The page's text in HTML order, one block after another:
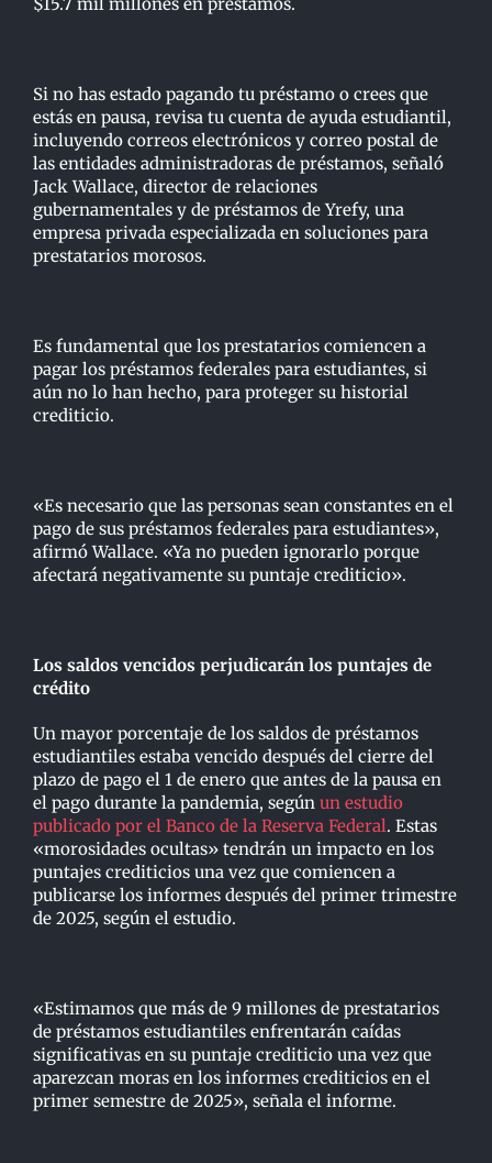
Si no has estado pagando tu préstamo o crees que
estás en pausa, revisa tu cuenta de ayuda estudiantil,
incluyendo correos electrónicos y correo postal de
las entidades administradoras de préstamos, señaló
Jack Wallace, director de relaciones
gubernamentales y de préstamos de Yrefy, una
empresa privada especializada en soluciones para
prestatarios morosos.
Es fundamental que los prestatarios comiencen a
pagar los préstamos federales para estudiantes, si
aún no lo han hecho, para proteger su historial
crediticio.
«Es necesario que las personas sean constantes en el
pago de sus préstamos federales para estudiantes»,
afirmó Wallace. «Ya no pueden ignorarlo porque
afectará negativamente su puntaje crediticio».
Los saldos vencidos perjudicarán los puntajes de
crédito
Un mayor porcentaje de los saldos de préstamos
estudiantiles estaba vencido después del cierre del
plazo de pago el 1 de enero que antes de la pausa en
el pago durante la pandemia, según un estudio
publicado por el Banco de la Reserva Federal. Estas
«morosidades ocultas» tendrán un impacto en los
puntajes crediticios una vez que comiencen a
publicarse los informes después del primer trimestre
de 2025, según el estudio.
«Estimamos que más de 9 millones de prestatarios
de préstamos estudiantiles enfrentarán caídas
significativas en su puntaje crediticio una vez que
aparezcan moras en los informes crediticios en el
primer semestre de 2025», señala el informe.